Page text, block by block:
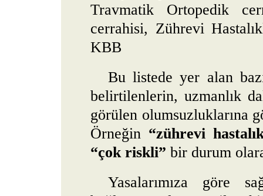
Travmatik Ortopedik
cerrahisi, Zührevi
KBB
Bu listede yer alan
belirtilenlerin, uzmanlık
görülen olumsuzluklarına
Örneğin “zührevi
“çok riskli” bir durum
Yasalarımıza göre